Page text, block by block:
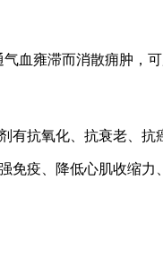
血雍滞而消散痈肿，
有抗氧化、抗衰老、
疫、降低心肌收缩力